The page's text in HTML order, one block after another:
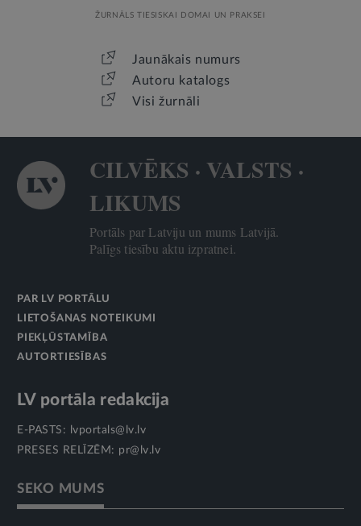
ŽURNĀLS TIESISKAI DOMAI UN PRAKSEI
Jaunākais numurs
Autoru katalogs
Visi žurnāli
CILVĒKS · VALSTS ·
LIKUMS
Portāls par Latviju un mums Latvijā.
Palīgs tiesību aktu izpratnei.
PAR LV PORTĀLU
LIETOŠANAS NOTEIKUMI
PIEKĻŪSTAMĪBA
AUTORTIESĪBAS
LV portāla redakcija
E-PASTS:
lvportals@lv.lv
PRESES RELĪZĒM: pr@lv.lv
SEKO MUMS